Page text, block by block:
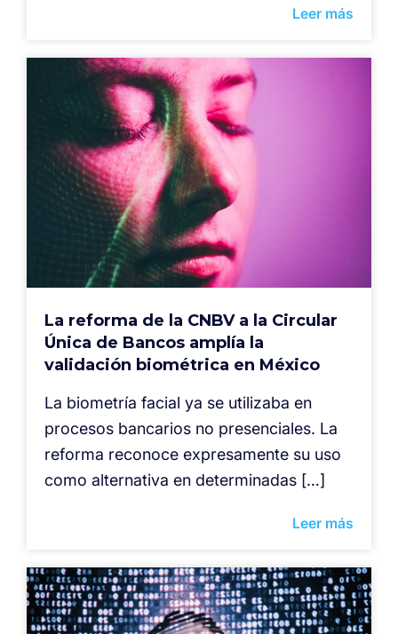
Leer más
La reforma de la CNBV a la Circular
Única de Bancos amplía la
validación biométrica en México
La biometría facial ya se utilizaba en
procesos bancarios no presenciales. La
reforma reconoce expresamente su uso
como alternativa en determinadas […]
Leer más